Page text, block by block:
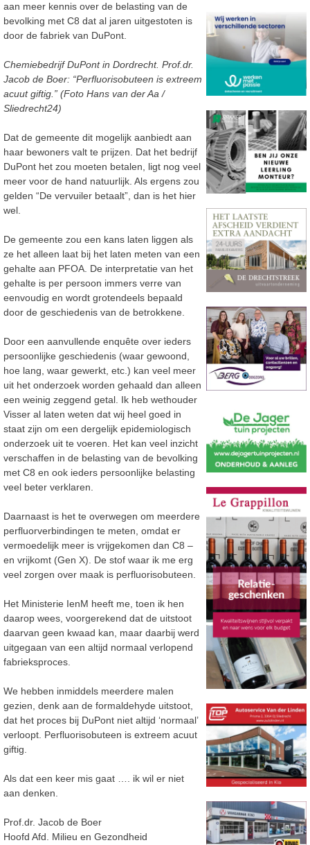
aan meer kennis over de belasting van de
bevolking met C8 dat al jaren uitgestoten is
door de fabriek van DuPont.
Chemiebedrijf DuPont in Dordrecht. Prof.dr.
Jacob de Boer: “Perfluorisobuteen is extreem
acuut giftig.” (Foto Hans van der Aa /
Sliedrecht24)
Dat de gemeente dit mogelijk aanbiedt aan
haar bewoners valt te prijzen. Dat het bedrijf
DuPont het zou moeten betalen, ligt nog veel
meer voor de hand natuurlijk. Als ergens zou
gelden “De vervuiler betaalt”, dan is het hier
wel.
De gemeente zou een kans laten liggen als
ze het alleen laat bij het laten meten van een
gehalte aan PFOA. De interpretatie van het
gehalte is per persoon immers verre van
eenvoudig en wordt grotendeels bepaald
door de geschiedenis van de betrokkene.
Door een aanvullende enquête over ieders
persoonlijke geschiedenis (waar gewoond,
hoe lang, waar gewerkt, etc.) kan veel meer
uit het onderzoek worden gehaald dan alleen
een weinig zeggend getal. Ik heb wethouder
Visser al laten weten dat wij heel goed in
staat zijn om een dergelijk epidemiologisch
onderzoek uit te voeren. Het kan veel inzicht
verschaffen in de belasting van de bevolking
met C8 en ook ieders persoonlijke belasting
veel beter verklaren.
Daarnaast is het te overwegen om meerdere
perfluorverbindingen te meten, omdat er
vermoedelijk meer is vrijgekomen dan C8 –
en vrijkomt (Gen X). De stof waar ik me erg
veel zorgen over maak is perfluorisobuteen.
Het Ministerie IenM heeft me, toen ik hen
daarop wees, voorgerekend dat de uitstoot
daarvan geen kwaad kan, maar daarbij werd
uitgegaan van een altijd normaal verlopend
fabrieksproces.
We hebben inmiddels meerdere malen
gezien, denk aan de formaldehyde uitstoot,
dat het proces bij DuPont niet altijd ‘normaal’
verloopt. Perfluorisobuteen is extreem acuut
giftig.
Als dat een keer mis gaat …. ik wil er niet
aan denken.
Prof.dr. Jacob de Boer
Hoofd Afd. Milieu en Gezondheid